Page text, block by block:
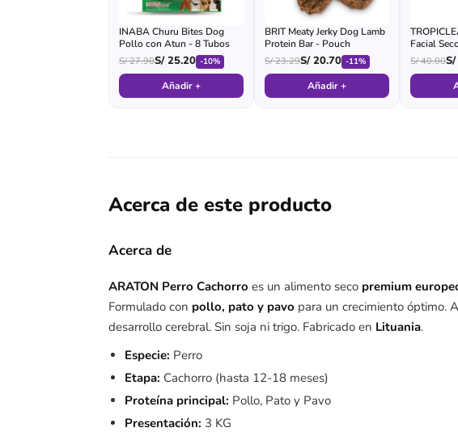
INABA Churu Bites Dog
Pollo con Atun - 8 Tubos
S/27.90S/25.20 -10%
Añadir +
BRIT Meaty Jerky Dog Lamb
Protein Bar - Pouch
S/23.29S/20.70 -11%
Añadir +
Facial
S/40.00S/
Acerca de este producto
Acerca de
ARATON Perro Cachorro es un alimento seco premium
Formulado con pollo, pato y pavo para un crecimiento óptimo.
desarrollo cerebral. Sin soja ni trigo. Fabricado en Lituania.
Especie: Perro
Etapa: Cachorro (hasta 12-18 meses)
Proteína principal: Pollo, Pato y Pavo
Presentación: 3 KG